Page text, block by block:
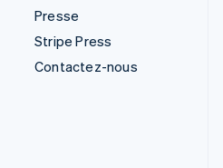
Presse
Stripe Press
Contactez-nous